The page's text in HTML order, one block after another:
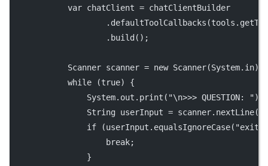
var chatClient = chatClientBuilder
                    .
defaultToolCallbacks (tools.
                    .
build();
            Scanner scanner
= new Scanner(System.in);
while (true) {
                System.out.
print ( "\n>>> QUESTION: ");
                String userInput
= scanner. nextLine();
if (userInput. equalsIgnoreCase( "exit"
break;
                }